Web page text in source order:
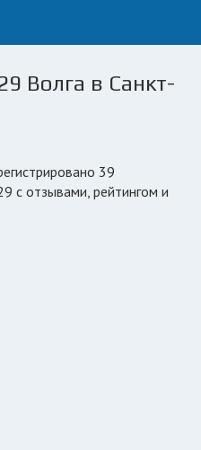
Волга в Санкт-
с отзывами, рейтингом и